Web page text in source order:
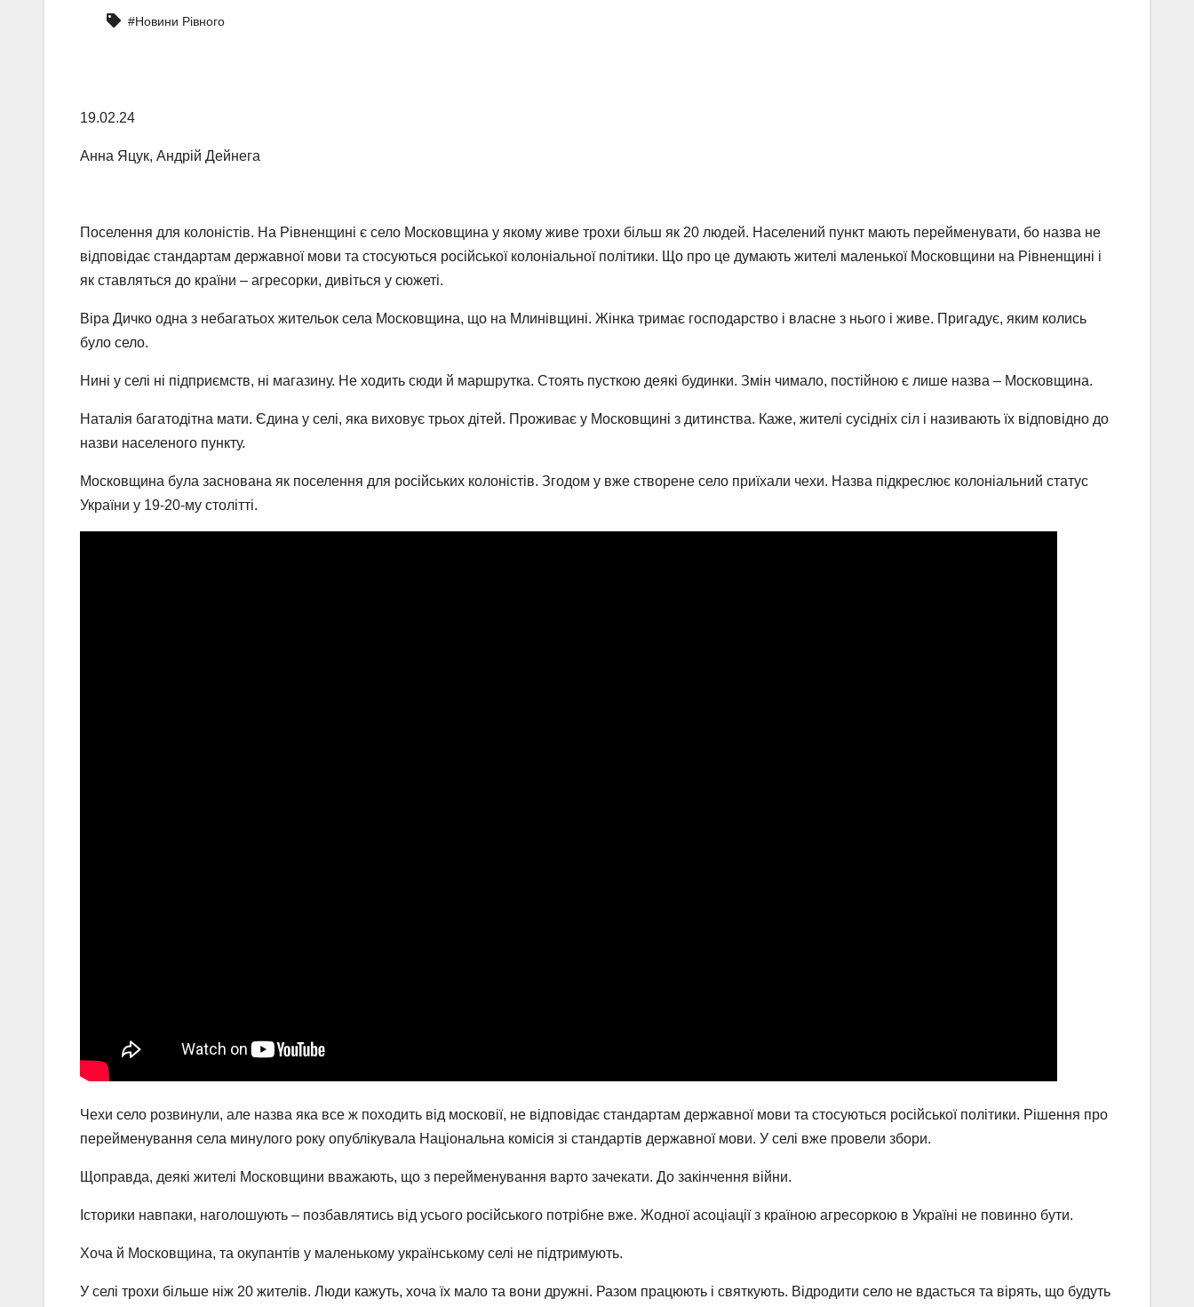
#Новини Рівного
19.02.24
Анна Яцук, Андрій Дейнега
Поселення для колоністів. На Рівненщині є село Московщина у якому живе трохи більш як 20 людей. Населений пункт мають перейменувати, бо назва не
відповідає стандартам державної мови та стосуються російської колоніальної політики. Що про це думають жителі маленької Московщини на Рівненщині і
як ставляться до країни – агресорки, дивіться у сюжеті.
Віра Дичко одна з небагатьох жительок села Московщина, що на Млинівщині. Жінка тримає господарство і власне з нього і живе. Пригадує, яким колись
було село.
Нині у селі ні підприємств, ні магазину. Не ходить сюди й маршрутка. Стоять пусткою деякі будинки. Змін чимало, постійною є лише назва – Московщина.
Наталія багатодітна мати. Єдина у селі, яка виховує трьох дітей. Проживає у Московщині з дитинства. Каже, жителі сусідніх сіл і називають їх відповідно до
назви населеного пункту.
Московщина була заснована як поселення для російських колоністів. Згодом у вже створене село приїхали чехи. Назва підкреслює колоніальний статус
України у 19-20-му столітті.
Чехи село розвинули, але назва яка все ж походить від московії, не відповідає стандартам державної мови та стосуються російської політики. Рішення про
перейменування села минулого року опублікувала Національна комісія зі стандартів державної мови. У селі вже провели збори.
Щоправда, деякі жителі Московщини вважають, що з перейменування варто зачекати. До закінчення війни.
Історики навпаки, наголошують – позбавлятись від усього російського потрібне вже. Жодної асоціації з країною агресоркою в Україні не повинно бути.
Хоча й Московщина, та окупантів у маленькому українському селі не підтримують.
У селі трохи більше ніж 20 жителів. Люди кажуть, хоча їх мало та вони дружні. Разом працюють і святкують. Відродити село не вдасться та вірять, що будуть